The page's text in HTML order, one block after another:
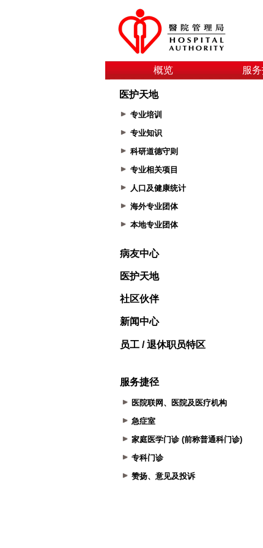
概览 服务
医护天地
专业培训
专业知识
科研道德守则
专业相关项目
人口及健康统计
海外专业团体
本地专业团体
病友中心
医护天地
社区伙伴
新闻中心
员工 / 退休职员特区
服务捷径
医院联网、医院及医疗机构
急症室
家庭医学门诊 (前称普通科门诊)
专科门诊
赞扬、意见及投诉